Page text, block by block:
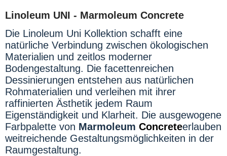
Linoleum UNI - Marmoleum Concrete
Die Linoleum Uni Kollektion schafft eine
natürliche Verbindung zwischen ökologischen
Materialien und zeitlos moderner
Bodengestaltung. Die facettenreichen
Dessinierungen entstehen aus natürlichen
Rohmaterialien und verleihen mit ihrer
raffinierten Ästhetik jedem Raum
Eigenständigkeit und Klarheit. Die ausgewogene
Farbpalette von Marmoleum Concreteerlauben
weitreichende Gestaltungsmöglichkeiten in der
Raumgestaltung.